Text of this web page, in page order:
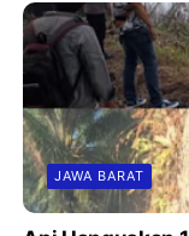
JAWA BARAT